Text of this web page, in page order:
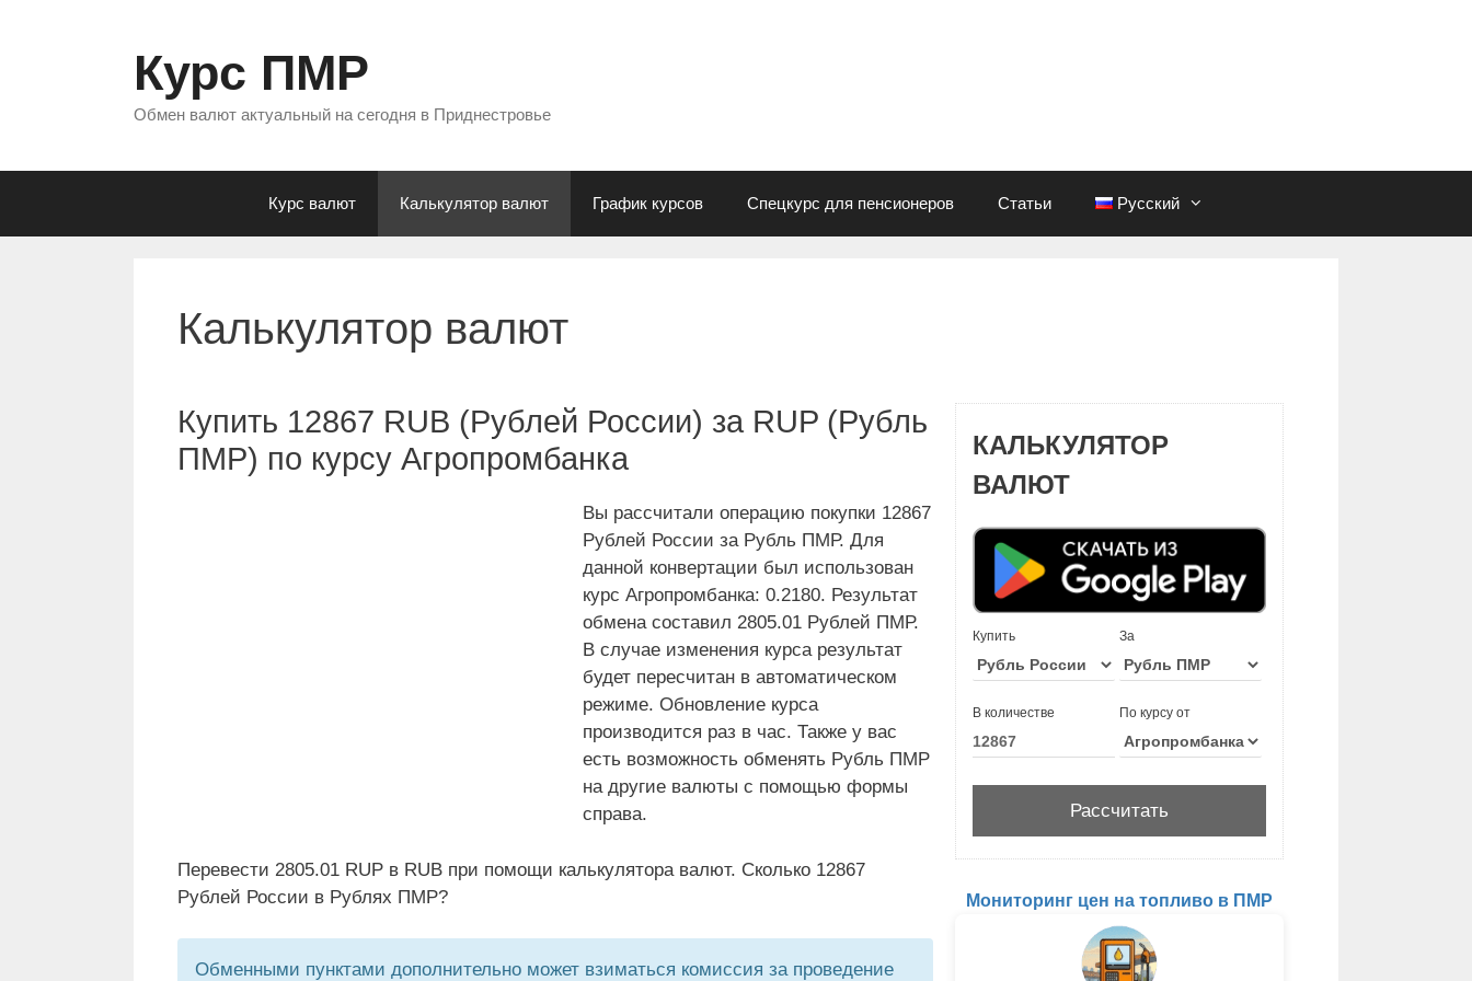
Курс ПМР
Обмен валют актуальный на сегодня в Приднестровье
Курс валют Калькулятор валют График курсов Спецкурс для пенсионеров Статьи Русский
Калькулятор валют
Купить 12867 RUB (Рублей России) за RUP (Рубль
ПМР) по курсу Агропромбанка
Вы рассчитали операцию покупки 12867
Рублей России за Рубль ПМР. Для
данной конвертации был использован
курс Агропромбанка: 0.2180. Результат
обмена составил 2805.01 Рублей ПМР.
В случае изменения курса результат
будет пересчитан в автоматическом
режиме. Обновление курса
производится раз в час. Также у вас
есть возможность обменять Рубль ПМР
на другие валюты с помощью формы
справа.
Перевести 2805.01 RUP в RUB при помощи калькулятора валют. Сколько 12867
Рублей России в Рублях ПМР?
Обменными пунктами дополнительно может взиматься комиссия за проведение
КАЛЬКУЛЯТОР
ВАЛЮТ
Купить За
В количестве По курсу от
Мониторинг цен на топливо в ПМР